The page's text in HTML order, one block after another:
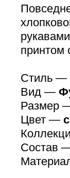
принтом
Стиль —
Вид —
Размер
Цвет —
Состав